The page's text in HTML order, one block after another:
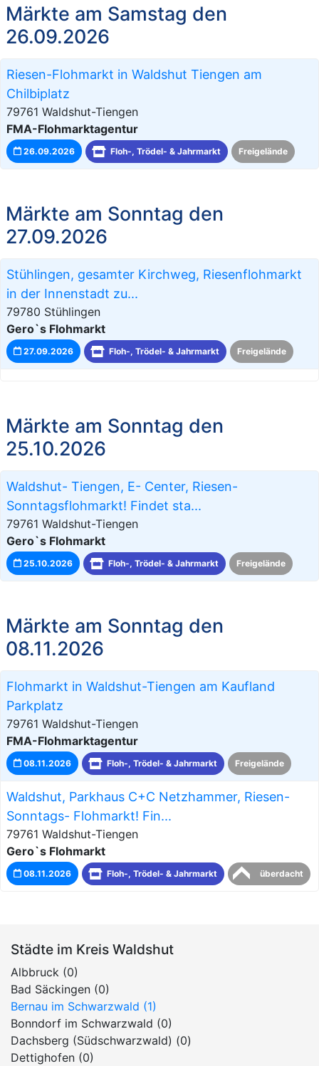
Märkte am Samstag den
26.09.2026
Riesen-Flohmarkt in Waldshut Tiengen am
Chilbiplatz
79761 Waldshut-Tiengen
FMA-Flohmarktagentur
26.09.2026 Floh-, Trödel- & Jahrmarkt Freigelände
Märkte am Sonntag den
27.09.2026
Stühlingen, gesamter Kirchweg, Riesenflohmarkt
in der Innenstadt zu...
79780 Stühlingen
Gero`s Flohmarkt
27.09.2026 Floh-, Trödel- & Jahrmarkt Freigelände
Märkte am Sonntag den
25.10.2026
Waldshut- Tiengen, E- Center, Riesen-
Sonntagsflohmarkt! Findet sta...
79761 Waldshut-Tiengen
Gero`s Flohmarkt
25.10.2026 Floh-, Trödel- & Jahrmarkt Freigelände
Märkte am Sonntag den
08.11.2026
Flohmarkt in Waldshut-Tiengen am Kaufland
Parkplatz
79761 Waldshut-Tiengen
FMA-Flohmarktagentur
08.11.2026 Floh-, Trödel- & Jahrmarkt Freigelände
Waldshut, Parkhaus C+C Netzhammer, Riesen-
Sonntags- Flohmarkt! Fin...
79761 Waldshut-Tiengen
Gero`s Flohmarkt
08.11.2026 Floh-, Trödel- & Jahrmarkt überdacht
Städte im Kreis Waldshut
Albbruck (0)
Bad Säckingen (0)
Bernau im Schwarzwald (1)
Bonndorf im Schwarzwald (0)
Dachsberg (Südschwarzwald) (0)
Dettighofen (0)